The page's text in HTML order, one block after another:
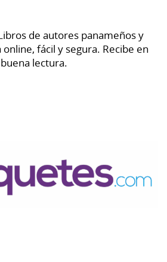
de autores panameños y
fácil y segura. Recibe en
lectura.